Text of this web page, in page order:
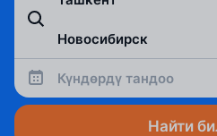
Күндөрдү тандоо
Найти